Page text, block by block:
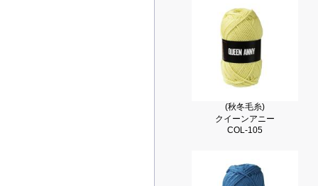
(秋冬毛糸)
クイーンアニー
COL-105